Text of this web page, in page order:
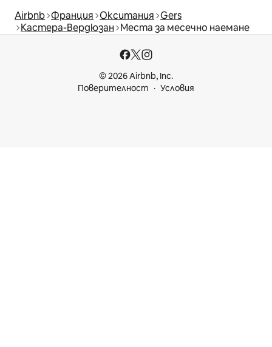
Airbnb Франция Окситания Gers
Кастера-Вердюзан Места за месечно наемане
© 2026 Airbnb, Inc.
Поверителност
Условия